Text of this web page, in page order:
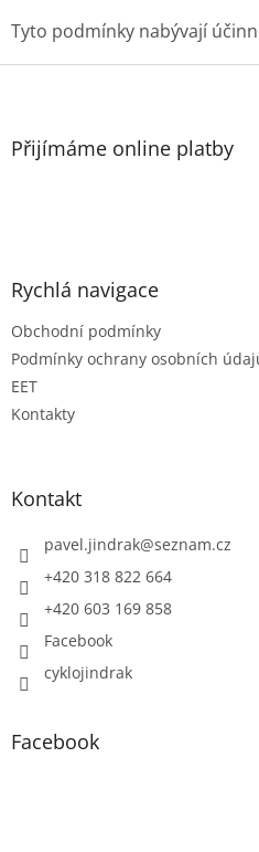
Tyto podmínky nabývají
Z
Přijímáme online platby
Rychlá navigace
Obchodní podmínky
Podmínky ochrany osobních
EET
Kontakty
Kontakt
pavel.jindrak@seznam.cz
+420 318 822 664
+420 603 169 858
Facebook
cyklojindrak
Facebook